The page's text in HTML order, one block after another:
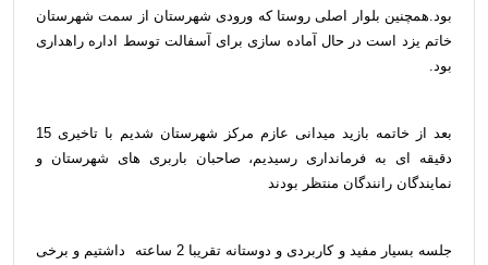
بود.همچنین بلوار اصلی روستا که ورودی شهرستان از سمت شهرستان
خاتم یزد است در حال آماده سازی برای آسفالت توسط اداره راهداری
بود.
بعد از خاتمه بازید میدانی عازم مرکز شهرستان شدیم با تاخیری 15
دقیقه ای به فرمانداری رسیدیم، صاحبان باربری های شهرستان و
نمایندگان رانندگان منتظر بودند
جلسه بسیار مفید و کاربردی و دوستانه تقریبا 2 ساعته داشتیم و برخی